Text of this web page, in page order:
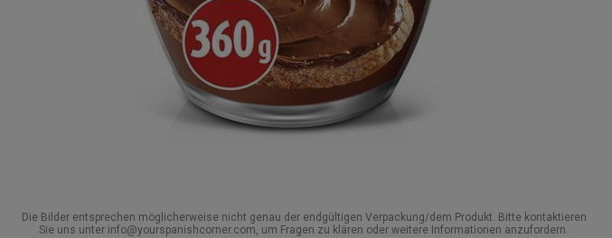
Die Bilder entsprechen möglicherweise nicht genau der endgültigen Verpackung/dem Produkt. Bitte kontaktieren
Sie uns unter info@yourspanishcorner.com, um Fragen zu klären oder weitere Informationen anzufordern.